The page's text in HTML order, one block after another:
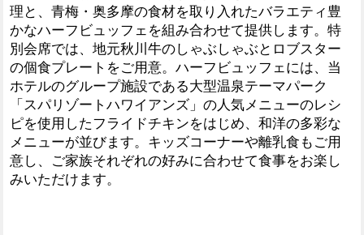
理と、青梅・奥多摩の食材を取り入れたバラエティ豊
かなハーフビュッフェを組み合わせて提供します。特
別会席では、地元秋川牛のしゃぶしゃぶとロブスター
の個食プレートをご用意。ハーフビュッフェには、当
ホテルのグループ施設である大型温泉テーマパーク
「スパリゾートハワイアンズ」の人気メニューのレシ
ピを使用したフライドチキンをはじめ、和洋の多彩な
メニューが並びます。キッズコーナーや離乳食もご用
意し、ご家族それぞれの好みに合わせて食事をお楽し
みいただけます。